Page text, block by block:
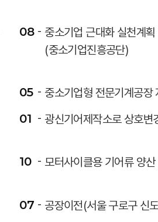
08
중소기업 근대화 실천계
(중소기업진흥공단)
05
중소기업형 전문기계공장
01
광신기어제작소로 상호변
10 모터사이클용 기어류 양산
07 공장이전(서울 구로구 신